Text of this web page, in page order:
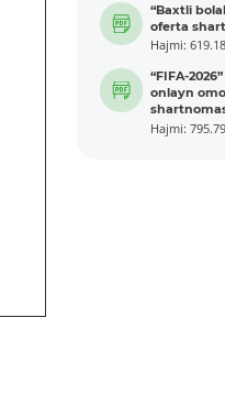
“Baxtli
oferta
Hajmi:
“FIFA-
onlayn
Hajmi: